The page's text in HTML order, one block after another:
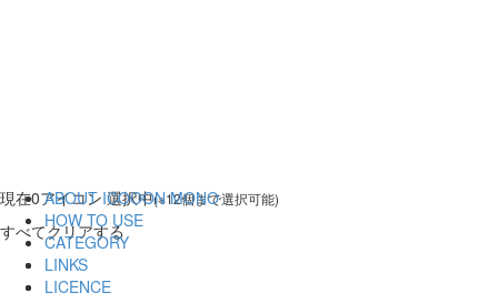
現在0アイコン 選択中(※12個まで選択可能)
すべてクリアする
ABOUT ICOOON MONO
HOW TO USE
CATEGORY
LINKS
LICENCE